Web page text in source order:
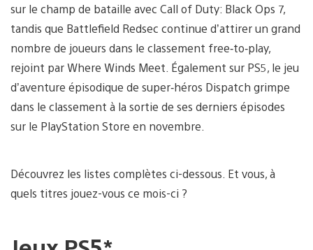
sur le champ de bataille avec Call of Duty: Black Ops 7,
tandis que Battlefield Redsec continue d’attirer un grand
nombre de joueurs dans le classement free‑to‑play,
rejoint par Where Winds Meet. Également sur PS5, le jeu
d’aventure épisodique de super‑héros Dispatch grimpe
dans le classement à la sortie de ses derniers épisodes
sur le PlayStation Store en novembre.
Découvrez les listes complètes ci-dessous. Et vous, à
quels titres jouez-vous ce mois-ci ?